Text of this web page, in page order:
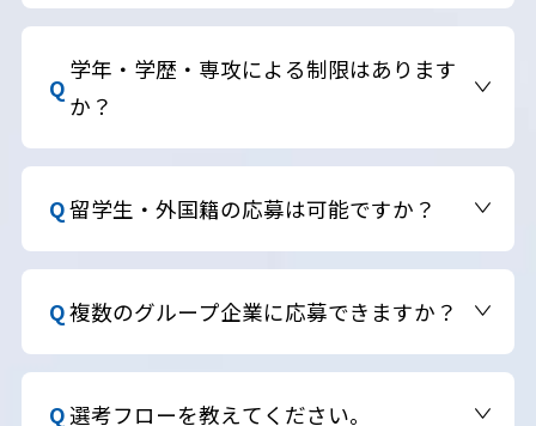
GMOインターネットグループ採用サイトよりエン
トリーし、マイページへご登録の上、必要書類の
提出や選考ステップに進んでいただきます。
学年・学歴・専攻による制限はあります
か？
ございません。大学・大学院・高専・短大・専門
など、学部・学科・文理問わずご応募いただけま
す。
留学生・外国籍の応募は可能ですか？
はい、可能です。日本語でのコミュニケーション能
力があれば、国籍に関係なくご応募いただけます。
複数のグループ企業に応募できますか？
複数のグループ企業へエントリーいただくことは可
能ですが、グループ企業ごとに選考フロー・募集職
選考フローを教えてください。